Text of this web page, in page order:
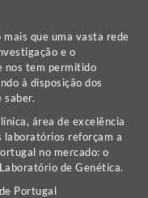
que uma vasta rede
e o
nos tem permitido
à disposição dos
saber.
área de excelência
laboratórios reforçam a
no mercado: o
de Genética.
Portugal